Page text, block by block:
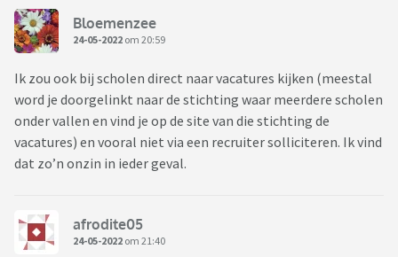
Bloemenzee
24-05-2022 om 20:59
Ik zou ook bij scholen direct naar vacatures kijken (meestal
word je doorgelinkt naar de stichting waar meerdere scholen
onder vallen en vind je op de site van die stichting de
vacatures) en vooral niet via een recruiter solliciteren. Ik vind
dat zo’n onzin in ieder geval.
afrodite05
24-05-2022 om 21:40